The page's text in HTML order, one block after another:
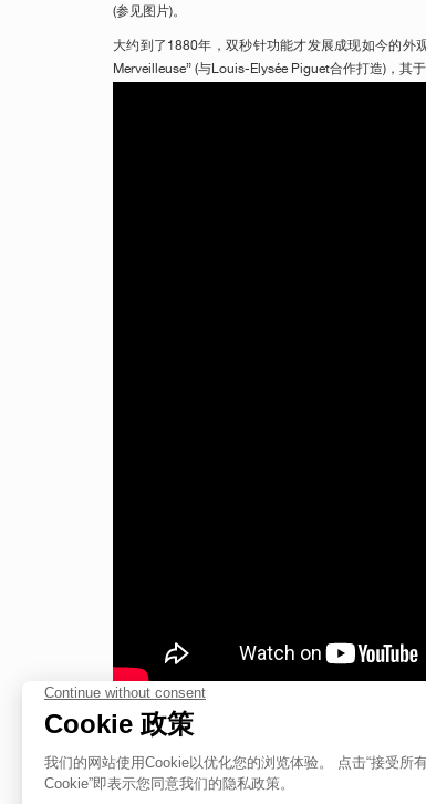
(参见图片)。
大约到了1880年，双秒针功能才发展成现如今的外
Merveilleuse” (与Louis-Elysée Piguet合作打造)，其
François-Paul就Chronographe